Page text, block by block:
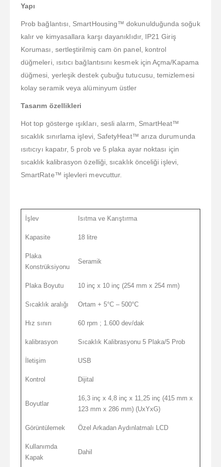
Yapı
Prob bağlantısı, SmartHousing™ dokunulduğunda soğuk
kalır ve kimyasallara karşı dayanıklıdır, IP21 Giriş
Koruması, sertleştirilmiş cam ön panel, kontrol
düğmeleri, ısıtıcı bağlantısını kesmek için Açma/Kapama
düğmesi, yerleşik destek çubuğu tutucusu, temizlemesi
kolay seramik veya alüminyum üstler
Tasarım özellikleri
Hot top gösterge ışıkları, sesli alarm, SmartHeat™
sıcaklık sınırlama işlevi, SafetyHeat™ arıza durumunda
ısıtıcıyı kapatır, 5 prob ve 5 plaka ayar noktası için
sıcaklık kalibrasyon özelliği, sıcaklık önceliği işlevi,
SmartRate™ işlevleri mevcuttur.
İşlev Isıtma ve Karıştırma
Kapasite 18 litre
Plaka
Konstrüksiyonu
Seramik
Plaka Boyutu 10 inç x 10 inç (254 mm x 254 mm)
Sıcaklık aralığı Ortam + 5°C – 500°C
Hız sınırı 60 rpm ; 1.600 dev/dak
kalibrasyon Sıcaklık Kalibrasyonu 5 Plaka/5 Prob
İletişim USB
Kontrol Dijital
Boyutlar
16,3 inç x 4,8 inç x 11,25 inç (415 mm x
123 mm x 286 mm) (UxYxG)
Görüntülemek Özel Arkadan Aydınlatmalı LCD
Kullanımda
Kapak
Dahil